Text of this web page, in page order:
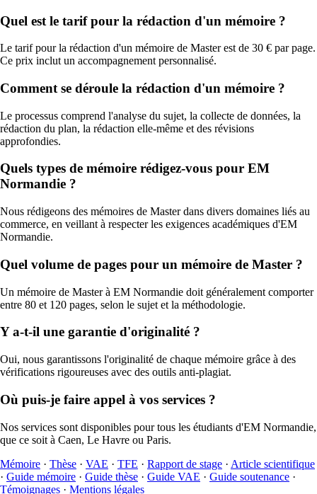
Quel est le tarif pour la rédaction d'un mémoire ?
Le tarif pour la rédaction d'un mémoire de Master est de 30 € par page.
Ce prix inclut un accompagnement personnalisé.
Comment se déroule la rédaction d'un mémoire ?
Le processus comprend l'analyse du sujet, la collecte de données, la
rédaction du plan, la rédaction elle-même et des révisions
approfondies.
Quels types de mémoire rédigez-vous pour EM
Normandie ?
Nous rédigeons des mémoires de Master dans divers domaines liés au
commerce, en veillant à respecter les exigences académiques d'EM
Normandie.
Quel volume de pages pour un mémoire de Master ?
Un mémoire de Master à EM Normandie doit généralement comporter
entre 80 et 120 pages, selon le sujet et la méthodologie.
Y a-t-il une garantie d'originalité ?
Oui, nous garantissons l'originalité de chaque mémoire grâce à des
vérifications rigoureuses avec des outils anti-plagiat.
Où puis-je faire appel à vos services ?
Nos services sont disponibles pour tous les étudiants d'EM Normandie,
que ce soit à Caen, Le Havre ou Paris.
Mémoire · Thèse · VAE · TFE · Rapport de stage · Article scientifique
· Guide mémoire · Guide thèse · Guide VAE · Guide soutenance ·
Témoignages · Mentions légales